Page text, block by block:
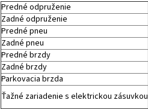
Predné odpruženie
Zadné odpruženie
Predné pneu
Zadné pneu
Predné brzdy
Zadné brzdy
Parkovacia brzda
Ťažné zariadenie s elektrickou zásuvkou